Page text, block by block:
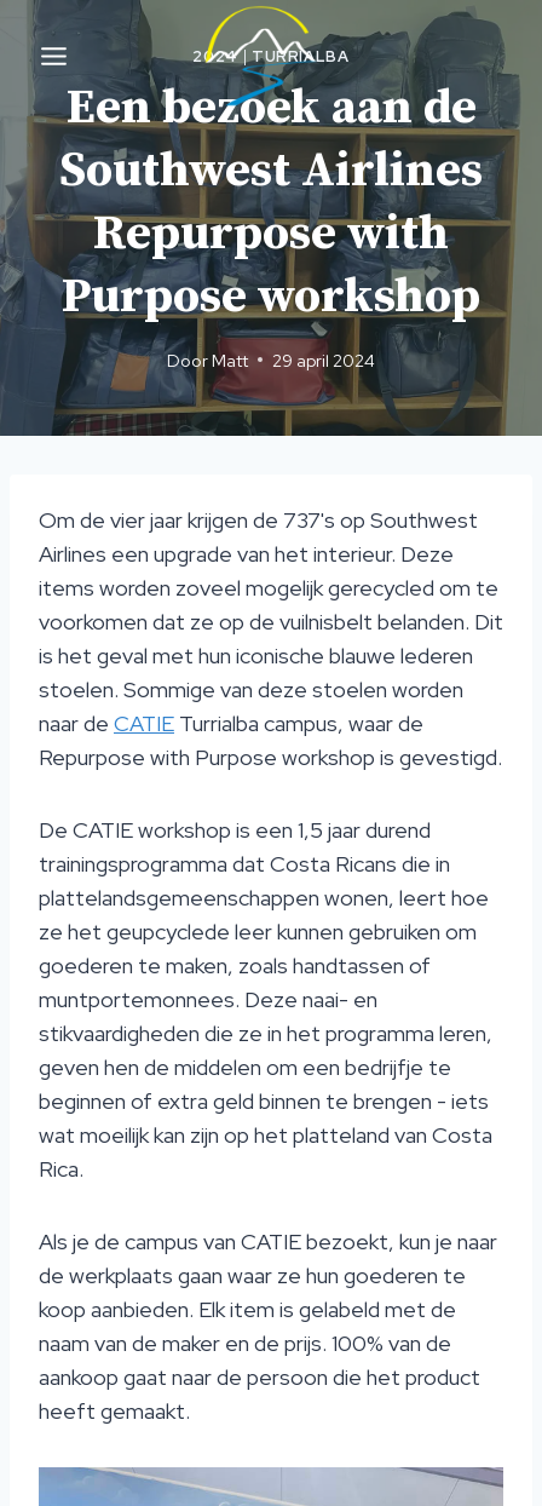
Overslaan
naar
inhoud
2024|TURRIALBA
Een bezoek aan de
Southwest Airlines
Repurpose with
Purpose workshop
DoorMatt 29 april 2024
Om de vier jaar krijgen de 737's op Southwest
Airlines een upgrade van het interieur. Deze
items worden zoveel mogelijk gerecycled om te
voorkomen dat ze op de vuilnisbelt belanden. Dit
is het geval met hun iconische blauwe lederen
stoelen. Sommige van deze stoelen worden
naar de CATIE Turrialba campus, waar de
Repurpose with Purpose workshop is gevestigd.
De CATIE workshop is een 1,5 jaar durend
trainingsprogramma dat Costa Ricans die in
plattelandsgemeenschappen wonen, leert hoe
ze het geupcyclede leer kunnen gebruiken om
goederen te maken, zoals handtassen of
muntportemonnees. Deze naai- en
stikvaardigheden die ze in het programma leren,
geven hen de middelen om een bedrijfje te
beginnen of extra geld binnen te brengen - iets
wat moeilijk kan zijn op het platteland van Costa
Rica.
Als je de campus van CATIE bezoekt, kun je naar
de werkplaats gaan waar ze hun goederen te
koop aanbieden. Elk item is gelabeld met de
naam van de maker en de prijs. 100% van de
aankoop gaat naar de persoon die het product
heeft gemaakt.